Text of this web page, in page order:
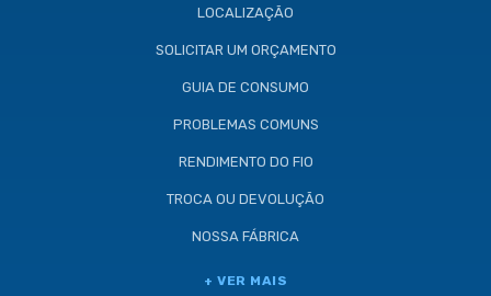
Industria e Comercio de Linhas
LOCALIZAÇÃO
SOLICITAR UM ORÇAMENTO
GUIA DE CONSUMO
PROBLEMAS COMUNS
RENDIMENTO DO FIO
TROCA OU DEVOLUÇÃO
NOSSA FÁBRICA
+ VER MAIS